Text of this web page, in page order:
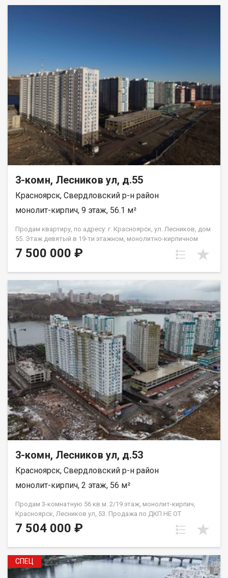
3-комн, Лесников ул, д.55
Красноярск, Свердловский р-н район
монолит-кирпич, 9 этаж, 56.1 м²
Продам квартиру, по адресу: г. Красноярск, ул. Лесников, дом
55. Этаж девятый в 19-ти этажном, монолитно-кирпичном
доме. Общая площадь- 56,1 кв.м., кухня-гостиная-18 кв.м.,
жилая--26,2 кв.м. Предчистовая отделка от застройщика.
доступность до других районов города. Близость знаковых
мест отдыха, досуга и развлечений - заповедник «Столбы»,
Фанпарк «Бобровый лог» и парк флоры и фауны «Роев ручей».
Благоустроенная набережная протяженностью 1450 метров
вдоль реки Енисей и 500 метров вдоль реки Базаиха с
организованными спусками к воде и остановкой речного
пассажирского транспорта возле ледовой арены. Сеть
пешеходных и велосипедно-роликовых дорожек по всему
району. Бесшумные современные лифты. Наземные
автостоянки на 175 и 297 машино-мест.
7 500 000 ₽
3-комн, Лесников ул, д.53
Красноярск, Свердловский р-н район
монолит-кирпич, 2 этаж, 56 м²
Продам 3-комнатную 56 кв.м. 2/19 этаж, монолит-кирпич,
Красноярск, Лесников ул, 53. Продажа по ДКП НЕ ОТ
ЗАСТРОЙЩИКА
7 504 000 ₽
СПЕЦ